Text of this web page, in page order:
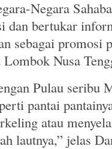
Negara
dan bertukar
sebagai promosi
Nusa
Pulau seribu
pantai
atau
lautnya,” jelas